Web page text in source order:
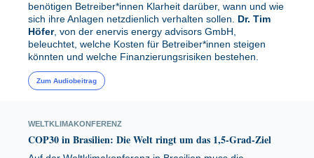
benötigen Betreiber*innen Klarheit darüber, wann und wie
sich ihre Anlagen netzdienlich verhalten sollen. Dr. Tim
Höfer, von der enervis energy advisors GmbH,
beleuchtet, welche Kosten für Betreiber*innen steigen
könnten und welche Finanzierungsrisiken bestehen.
Zum Audiobeitrag
WELTKLIMAKONFERENZ
COP30 in Brasilien: Die Welt ringt um das 1,5-Grad-Ziel